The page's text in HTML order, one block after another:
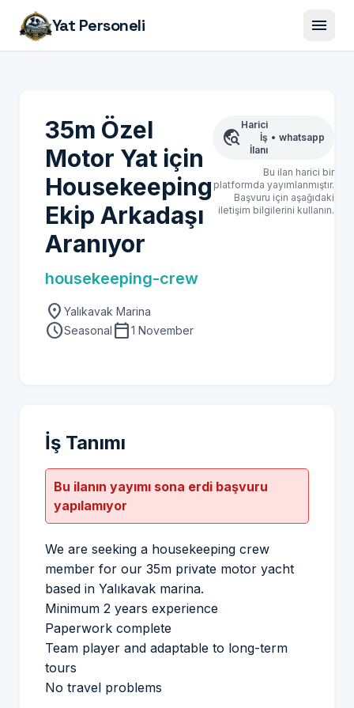
Yat Personeli menu
35m Özel
Motor Yat için
Housekeeping
Ekip Arkadaşı
Aranıyor
housekeeping-crew
location_on Yalıkavak Marina
scheduleSeasonal calendar_today1 November
travel_explore
Harici
İş
İlanı
• whatsapp
Bu ilan harici bir
platformda yayımlanmıştır.
Başvuru için aşağıdaki
iletişim bilgilerini kullanın.
İş Tanımı
Bu ilanın yayımı sona erdi başvuru
yapılamıyor
We are seeking a housekeeping crew
member for our 35m private motor yacht
based in Yalıkavak marina.
Minimum 2 years experience
Paperwork complete
Team player and adaptable to long-term
tours
No travel problems